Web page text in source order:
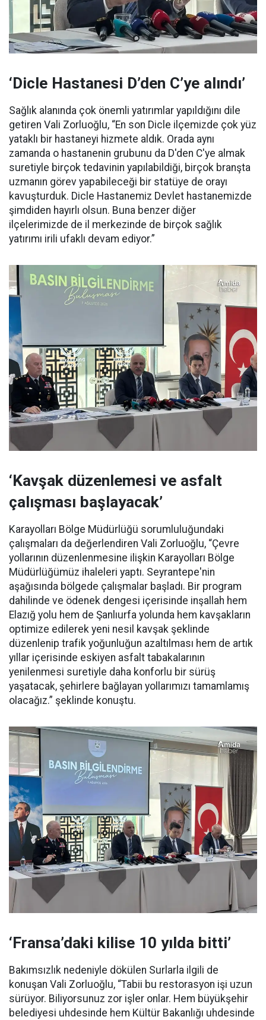
‘Dicle Hastanesi D’den C’ye alındı’
Sağlık alanında çok önemli yatırımlar yapıldığını dile
getiren Vali Zorluoğlu, “En son Dicle ilçemizde çok yüz
yataklı bir hastaneyi hizmete aldık. Orada aynı
zamanda o hastanenin grubunu da D'den C'ye almak
suretiyle birçok tedavinin yapılabildiği, birçok branşta
uzmanın görev yapabileceği bir statüye de orayı
kavuşturduk. Dicle Hastanemiz Devlet hastanemizde
şimdiden hayırlı olsun. Buna benzer diğer
ilçelerimizde de il merkezinde de birçok sağlık
yatırımı irili ufaklı devam ediyor.”
‘Kavşak düzenlemesi ve asfalt
çalışması başlayacak’
Karayolları Bölge Müdürlüğü sorumluluğundaki
çalışmaları da değerlendiren Vali Zorluoğlu, “Çevre
yollarının düzenlenmesine ilişkin Karayolları Bölge
Müdürlüğümüz ihaleleri yaptı. Seyrantepe'nin
aşağısında bölgede çalışmalar başladı. Bir program
dahilinde ve ödenek dengesi içerisinde inşallah hem
Elazığ yolu hem de Şanlıurfa yolunda hem kavşakların
optimize edilerek yeni nesil kavşak şeklinde
düzenlenip trafik yoğunluğun azaltılması hem de artık
yıllar içerisinde eskiyen asfalt tabakalarının
yenilenmesi suretiyle daha konforlu bir sürüş
yaşatacak, şehirlere bağlayan yollarımızı tamamlamış
olacağız.” şeklinde konuştu.
‘Fransa’daki kilise 10 yılda bitti’
Bakımsızlık nedeniyle dökülen Surlarla ilgili de
konuşan Vali Zorluoğlu, “Tabii bu restorasyon işi uzun
sürüyor. Biliyorsunuz zor işler onlar. Hem büyükşehir
belediyesi uhdesinde hem Kültür Bakanlığı uhdesinde